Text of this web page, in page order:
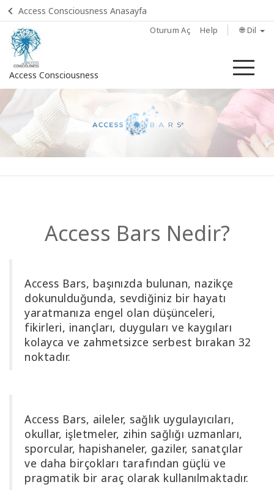
Access Consciousness Anasayfa
Oturum Aç Help 🌐 Dil
Access Consciousness
Hesabınızda
oturum
açın
günde
Access
Bars’ı
öğretin
Business
Küresel
Access
Sınıfı
Access Bars Nedir?
Access Bars, başınızda bulunan, nazikçe
dokunulduğunda, sevdiğiniz bir hayatı
yaratmanıza engel olan düşünceleri,
fikirleri, inançları, duyguları ve kaygıları
kolayca ve zahmetsizce serbest bırakan 32
noktadır.
Access Bars, aileler, sağlık uygulayıcıları,
okullar, işletmeler, zihin sağlığı uzmanları,
sporcular, hapishaneler, gaziler, sanatçılar
ve daha birçokları tarafından güçlü ve
pragmatik bir araç olarak kullanılmaktadır.